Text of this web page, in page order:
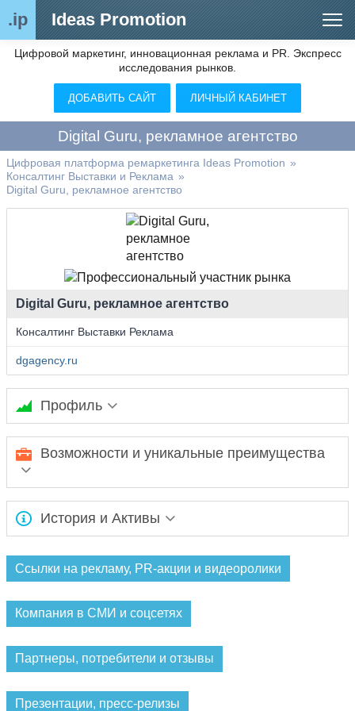
.ip Ideas Promotion
Сегменты рынка
Цифровой ремаркетинг (анализ рынка)
Видео
О нас
Контакты
Цифровой маркетинг, инновационная реклама и PR. Экспресс
исследования рынков.
ДОБАВИТЬ САЙТ ЛИЧНЫЙ КАБИНЕТ
Digital Guru, рекламное агентство
Цифровая платформа ремаркетинга Ideas Promotion »
Консалтинг Выставки и Реклама »
Digital Guru, рекламное агентство
Digital Guru, рекламное агентство
Консалтинг Выставки Реклама
dgagency.ru
Профиль
Ожидается заполнение информации...
Возможности и уникальные преимущества
Ожидается заполнение информации...
История и Активы
Ссылки на рекламу, PR-акции и видеоролики
Компания в СМИ и соцсетях
Партнеры, потребители и отзывы
Презентации, пресс-релизы